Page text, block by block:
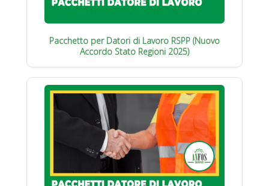
Pacchetto per Datori di Lavoro RSPP (Nuovo
Accordo Stato Regioni 2025)